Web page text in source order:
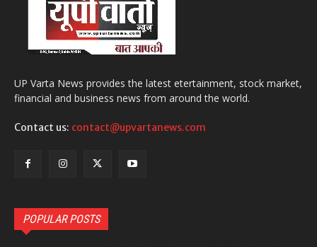
UP Varta News provides the latest etertainment, stock market,
financial and business news from around the world.
Contact us: contact@upvartanews.com
POPULAR POSTS